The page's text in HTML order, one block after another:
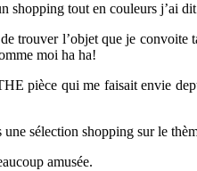
shopping tout en couleurs j’ai
trouver l’objet que je
moi ha ha!
pièce qui me faisait envie
sélection shopping sur le
amusée.